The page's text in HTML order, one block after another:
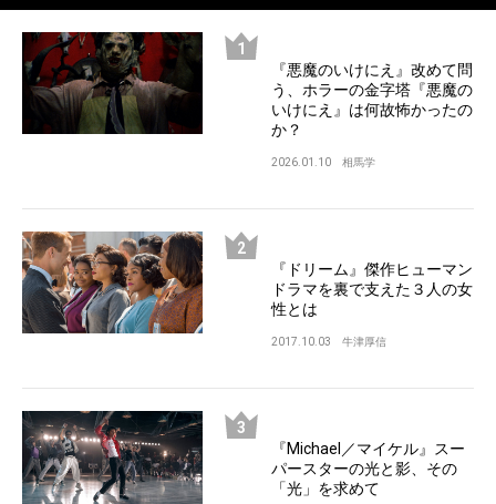
『悪魔のいけにえ』改めて問
う、ホラーの金字塔『悪魔の
いけにえ』は何故怖かったの
か？
2026.01.10 相馬学
『ドリーム』傑作ヒューマン
ドラマを裏で支えた３人の女
性とは
2017.10.03 牛津厚信
『Michael／マイケル』スー
パースターの光と影、その
「光」を求めて